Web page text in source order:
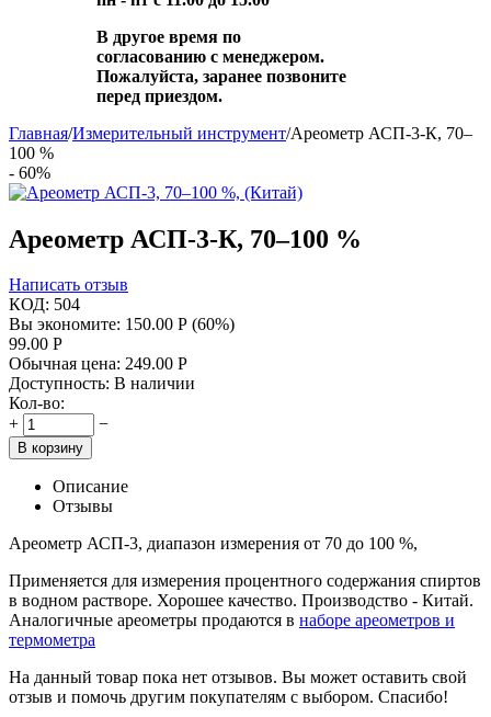
В другое время по
согласованию с менеджером.
Пожалуйста, заранее позвоните
перед приездом.
Главная/Измерительный инструмент/Ареометр АСП-3-К, 70–
100 %
- 60%
Ареометр АСП-3-К, 70–100 %
Написать отзыв
КОД: 504
Вы экономите: 150.00 Р (60%)
99.00 Р
Обычная цена: 249.00 Р
Доступность: В наличии
Кол-во:
+
−
В корзину
Описание
Отзывы
Ареометр АСП-3, диапазон измерения от 70 до 100 %,
Применяется для измерения процентного содержания спиртов
в водном растворе. Хорошее качество. Производство - Китай.
Аналогичные ареометры продаются в наборе ареометров и
термометра
На данный товар пока нет отзывов. Вы может оставить свой
отзыв и помочь другим покупателям с выбором. Спасибо!